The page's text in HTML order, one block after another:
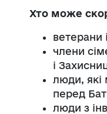
Хто може
ветерани
члени
і
люди, які
перед
люди з